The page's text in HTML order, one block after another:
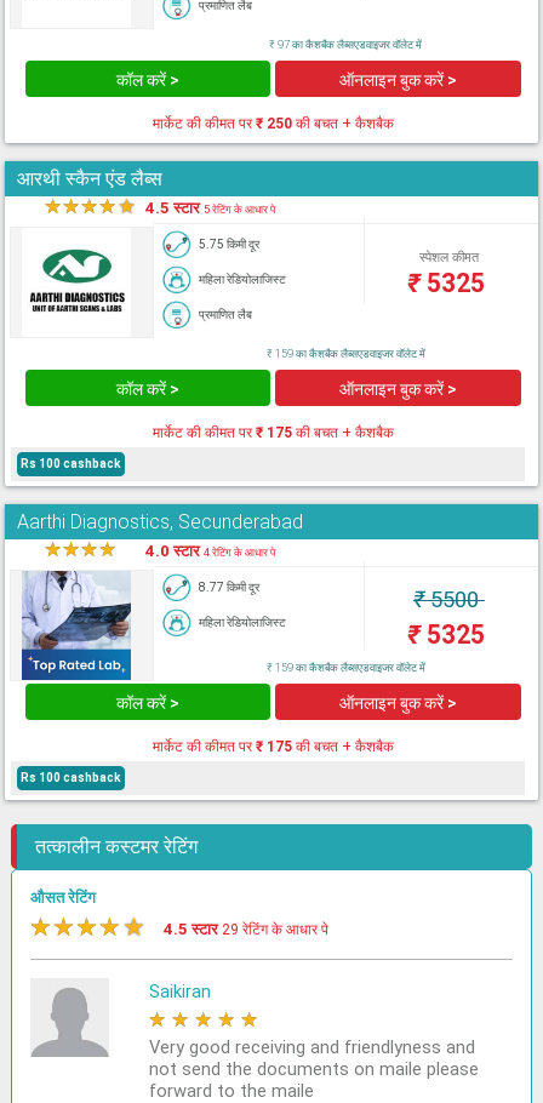
प्रमाणित लैब
₹ 97 का कैशबैक लैब्सएडवाइजर वॉलेट में
कॉल करें > ऑनलाइन बुक करें >
मार्केट की कीमत पर₹ 250की बचत + कैशबैक
आरथी स्कैन एंड लैब्स
★★★★★ 4.5 स्टार5 रेटिंग के आधार पे
5.75 किमी दूर
महिला रेडियोलाजिस्ट
प्रमाणित लैब
स्पेशल कीमत
₹5325
₹ 159 का कैशबैक लैब्सएडवाइजर वॉलेट में
कॉल करें > ऑनलाइन बुक करें >
मार्केट की कीमत पर₹ 175की बचत + कैशबैक
Rs 100 cashback
Aarthi Diagnostics, Secunderabad
★★★★ 4.0 स्टार4 रेटिंग के आधार पे
8.77 किमी दूर
महिला रेडियोलाजिस्ट
₹5500
₹5325
₹ 159 का कैशबैक लैब्सएडवाइजर वॉलेट में
कॉल करें > ऑनलाइन बुक करें >
मार्केट की कीमत पर₹ 175की बचत + कैशबैक
Rs 100 cashback
तत्कालीन कस्टमर रेटिंग
औसत रेटिंग
★★★★★ 4.5 स्टार29 रेटिंग के आधार पे
Saikiran
★ ★ ★ ★ ★
Very good receiving and friendlyness and
not send the documents on maile please
forward to the maile